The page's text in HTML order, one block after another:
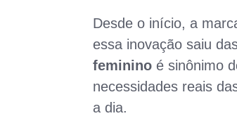
Desde o início, a
essa inovação saiu
feminino é sinônimo
necessidades reais
a dia.